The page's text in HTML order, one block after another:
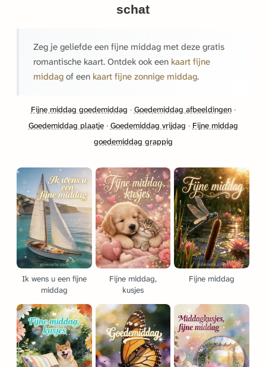
schat
Zeg je geliefde een fijne middag met deze gratis
romantische kaart. Ontdek ook een kaart fijne
middag of een kaart fijne zonnige middag.
Fijne middag goedemiddag · Goedemiddag afbeeldingen·
Goedemiddag plaatje· Goedemiddag vrijdag · Fijne middag
goedemiddag grappig
Ik wens u een fijne
middag
Fijne middag,
kusjes
Fijne middag